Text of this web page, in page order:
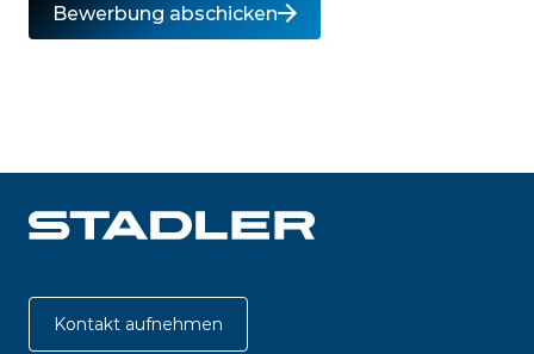
Bewerbung abschicken
Kontakt aufnehmen